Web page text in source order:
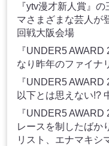
『ytv漫才新人賞』
マさまざまな芸人が
回戦大阪会場
『UNDER5
なり昨年のファイナ
『UNDER5
以下とは思えない!?
『UNDER5
レースを制したばか
リスト、エナマキシ